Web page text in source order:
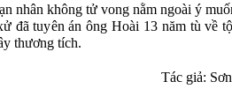
nhân không tử vong nằm ngoài ý
đã tuyên án ông Hoài 13 năm tù về
thương tích.
Tác giả: